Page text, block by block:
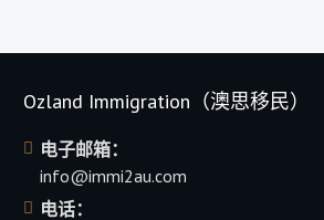
Ozland Immigration（澳思移民）
电子邮箱：
info@immi2au.com
电话：